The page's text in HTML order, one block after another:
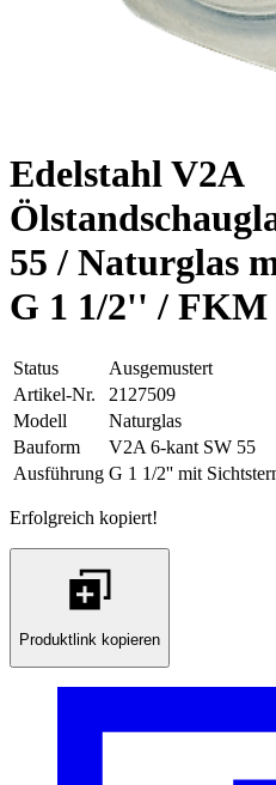
Edelstahl V2A
55 / Naturglas
G 1 1/2'' / FKM
Status
Ausgemustert
Artikel-Nr.
2127509
Modell
Naturglas
Bauform
V2A 6-kant SW 55
Ausführung G 1 1/2'' mit
Erfolgreich kopiert!
Produktlink kopieren